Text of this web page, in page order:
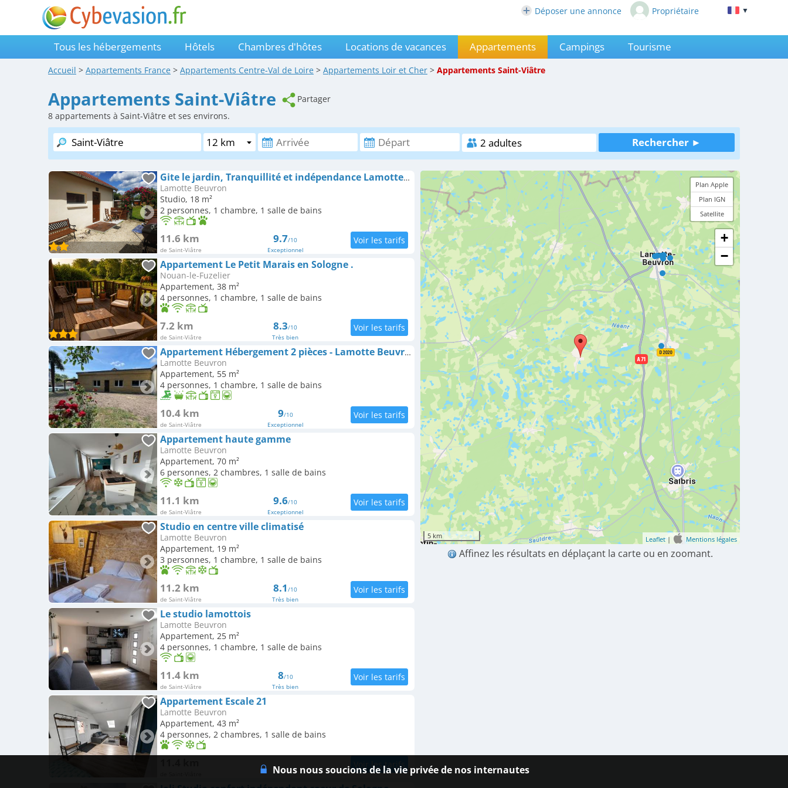
Déposer une annonce Propriétaire ▼
Tous les hébergements Hôtels Chambres d'hôtes Locations de vacances Appartements Campings Tourisme
Accueil > Appartements France > Appartements Centre-Val de Loire > Appartements Loir et Cher > Appartements Saint-Viâtre
Appartements Saint-Viâtre
Partager
8 appartements à Saint-Viâtre et ses environs.
Gite le jardin, Tranquillité et indépendance Lamotte Beuvron
Lamotte Beuvron
Studio, 18 m²
2 personnes, 1 chambre, 1 salle de bains
11.6 km
de Saint-Viâtre
9.7/10
Exceptionnel
Appartement Le Petit Marais en Sologne .
Nouan-le-Fuzelier
Appartement, 38 m²
4 personnes, 1 chambre, 1 salle de bains
7.2 km
de Saint-Viâtre
8.3/10
Très bien
Appartement Hébergement 2 pièces - Lamotte Beuvron
Lamotte Beuvron
Appartement, 55 m²
4 personnes, 1 chambre, 1 salle de bains
10.4 km
de Saint-Viâtre
9/10
Exceptionnel
Appartement haute gamme
Lamotte Beuvron
Appartement, 70 m²
6 personnes, 2 chambres, 1 salle de bains
11.1 km
de Saint-Viâtre
9.6/10
Exceptionnel
Studio en centre ville climatisé
Lamotte Beuvron
Appartement, 19 m²
3 personnes, 1 chambre, 1 salle de bains
11.2 km
de Saint-Viâtre
8.1/10
Très bien
Le studio lamottois
Lamotte Beuvron
Appartement, 25 m²
4 personnes, 1 chambre, 1 salle de bains
11.4 km
de Saint-Viâtre
8/10
Très bien
Appartement Escale 21
Lamotte Beuvron
Appartement, 43 m²
4 personnes, 2 chambres, 1 salle de bains
Plan Apple
Plan IGN
Satellite
+
−
5 km Leaflet| Mentions légales
Affinez les résultats en déplaçant la carte ou en zoomant.
Nous nous soucions de la vie privée de nos internautes